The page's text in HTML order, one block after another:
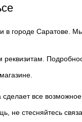
в городе
все
не стесняйтесь